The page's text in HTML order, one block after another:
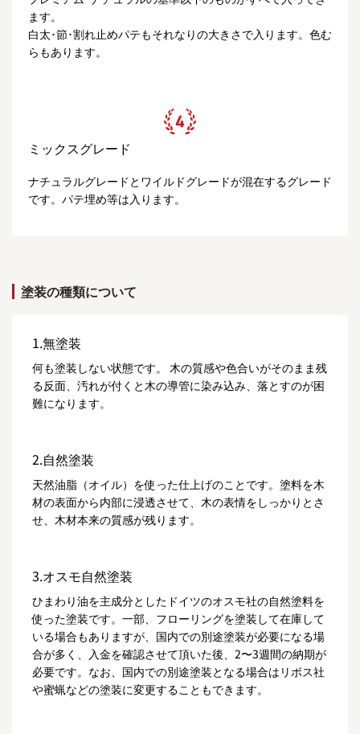
ます。
白太･節･割れ止めパテもそれなりの大きさで入ります。色む
らもあります。
ミックスグレード
ナチュラルグレードとワイルドグレードが混在するグレード
です。パテ埋め等は入ります。
塗装の種類について
1.無塗装
何も塗装しない状態です。 木の質感や色合いがそのまま残
る反面、汚れが付くと木の導管に染み込み、落とすのが困
難になります。
2.自然塗装
天然油脂（オイル）を使った仕上げのことです。塗料を木
材の表面から内部に浸透させて、木の表情をしっかりとさ
せ、木材本来の質感が残ります。
3.オスモ自然塗装
ひまわり油を主成分としたドイツのオスモ社の自然塗料を
使った塗装です。一部、フローリングを塗装して在庫して
いる場合もありますが、国内での別途塗装が必要になる場
合が多く、入金を確認させて頂いた後、2〜3週間の納期が
必要です。なお、国内での別途塗装となる場合はリボス社
や蜜蝋などの塗装に変更することもできます。